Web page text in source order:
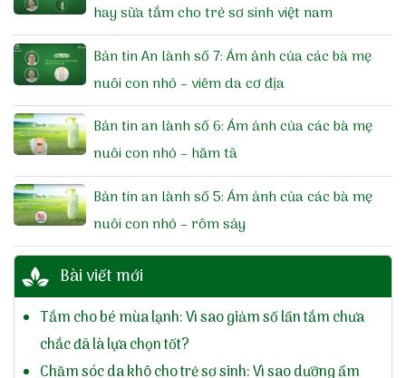
hay sữa tắm cho trẻ sơ sinh việt nam
Bản tin An lành số 7: Ám ảnh của các bà mẹ
nuôi con nhỏ – viêm da cơ địa
Bản tin an lành số 6: Ám ảnh của các bà mẹ
nuôi con nhỏ – hăm tã
Bản tin an lành số 5: Ám ảnh của các bà mẹ
nuôi con nhỏ – rôm sảy
Bài viết mới
Tắm cho bé mùa lạnh: Vì sao giảm số lần tắm chưa
chắc đã là lựa chọn tốt?
Chăm sóc da khô cho trẻ sơ sinh: Vì sao dưỡng ẩm